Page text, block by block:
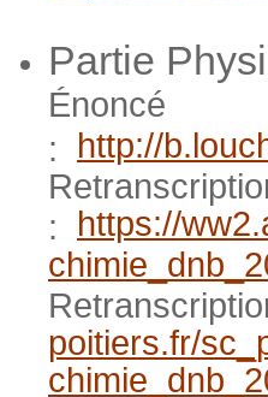
Partie
Énoncé
: http://
: https://
poitiers.fr/